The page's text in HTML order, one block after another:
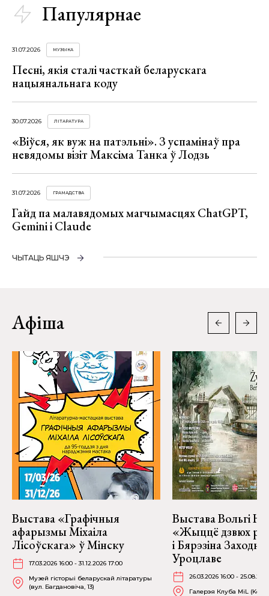
Папулярнае
31.07.2026 МУЗЫКА
Песні, якія сталі часткай беларускага
нацыянальнага коду
30.07.2026 ЛІТАРАТУРА
«Віўся, як вуж на патэльні». З успамінаў пра
невядомы візіт Максіма Танка ў Лодзь
31.07.2026 ГРАМАДСТВА
Гайд па малавядомых магчымасцях ChatGPT,
Gemini і Claude
ЧЫТАЦЬ ЯШЧЭ
Афіша
Выстава «Графічныя
афарызмы Міхаіла
Лісоўскага» ў Мінску
17.03.2026 16:00 - 31.12.2026 17:00
Музей гісторыі беларускай літаратуры
(вул. Багдановіча, 13)
Выстава Вольгі
«Жыццё дзвюх
і Бярэзіна
Уроцлаве
26.03.2026 16:00 -
Галерэя Клуба MiL